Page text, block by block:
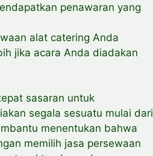
penawaran yang
alat catering Anda
jika acara Anda diadakan
sasaran untuk
segala sesuatu mulai dari
menentukan bahwa
memilih jasa persewaan